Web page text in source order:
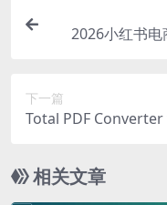
2026小红书电
下一篇
Total PDF Converter
相关文章